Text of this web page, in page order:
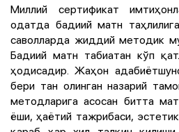
Миллий сертификат
одатда бадиий матн
саволларда жиддий методик
Бадиий матн табиатан кўп
ҳодисадир. Жаҳон
бери тан олинган назарий
методларига асосан битта
ёши, ҳаётий тажрибаси,